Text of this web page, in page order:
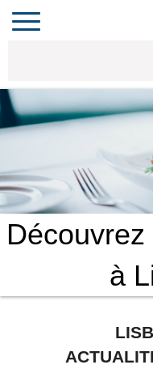
Toggle
navigation
à